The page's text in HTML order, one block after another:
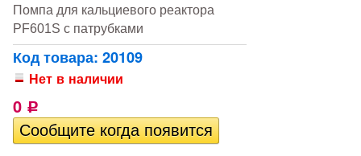
Помпа для кальциевого реактора
PF601S с патрубками
Код товара: 20109
Нет в наличии
0 Р